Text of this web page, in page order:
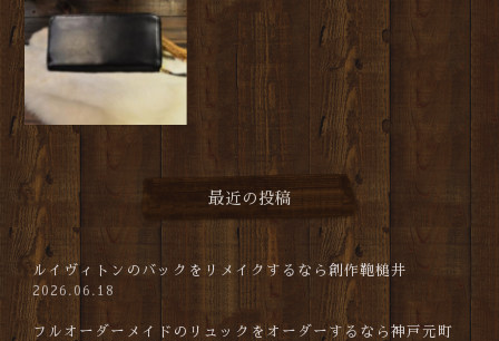
最近の投稿
ルイヴィトンのバックをリメイクするなら創作鞄槌井
2026.06.18
フルオーダーメイドのリュックをオーダーするなら神戸元町